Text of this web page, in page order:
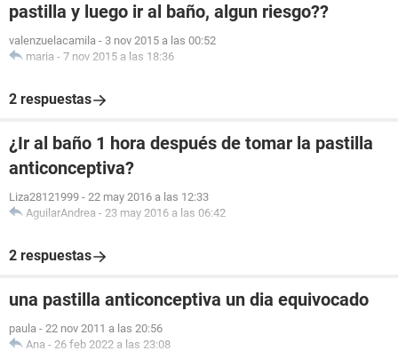
pastilla y luego ir al baño, algun riesgo??
valenzuelacamila - 3 nov 2015 a las 00:52
maria - 7 nov 2015 a las 18:36
2 respuestas
¿Ir al baño 1 hora después de tomar la pastilla
anticonceptiva?
Liza28121999 - 22 may 2016 a las 12:33
AguilarAndrea - 23 may 2016 a las 06:42
2 respuestas
una pastilla anticonceptiva un dia equivocado
paula - 22 nov 2011 a las 20:56
Ana - 26 feb 2022 a las 23:08